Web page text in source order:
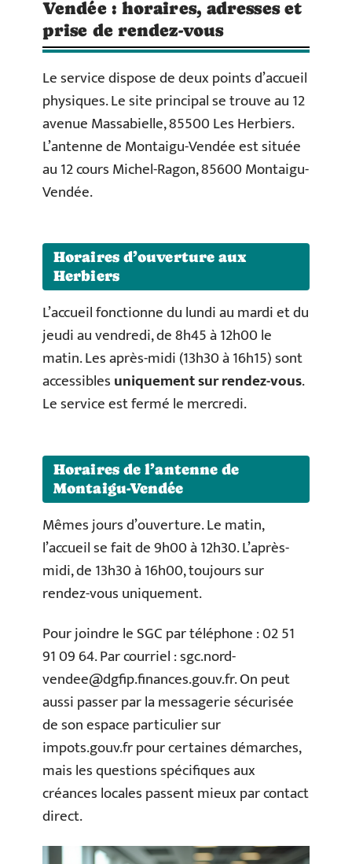
Vendée : horaires, adresses et
prise de rendez-vous
Le service dispose de deux points d’accueil
physiques. Le site principal se trouve au 12
avenue Massabielle, 85500 Les Herbiers.
L’antenne de Montaigu-Vendée est située
au 12 cours Michel-Ragon, 85600 Montaigu-
Vendée.
Horaires d’ouverture aux
Herbiers
L’accueil fonctionne du lundi au mardi et du
jeudi au vendredi, de 8h45 à 12h00 le
matin. Les après-midi (13h30 à 16h15) sont
accessiblesuniquement sur rendez-vous.
Le service est fermé le mercredi.
Horaires de l’antenne de
Montaigu-Vendée
Mêmes jours d’ouverture. Le matin,
l’accueil se fait de 9h00 à 12h30. L’après-
midi, de 13h30 à 16h00, toujours sur
rendez-vous uniquement.
Pour joindre le SGC par téléphone : 02 51
91 09 64. Par courriel :sgc.nord-
vendee@dgfip.finances.gouv.fr. On peut
aussi passer par la messagerie sécurisée
de son espace particulier sur
impots.gouv.fr pour certaines démarches,
mais les questions spécifiques aux
créances locales passent mieux par contact
direct.